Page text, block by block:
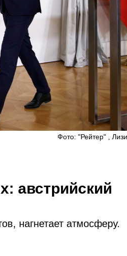
Фото: "Рейтер" ,
австрийский
нагнетает атмосферу.